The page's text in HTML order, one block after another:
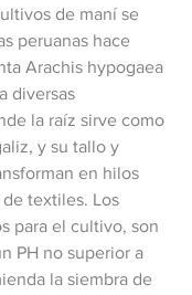
de maní se
peruanas hace
Arachis hypogaea
diversas
la raíz sirve como
y su tallo y
en hilos
textiles. Los
para el cultivo, son
PH no superior a
la siembra de